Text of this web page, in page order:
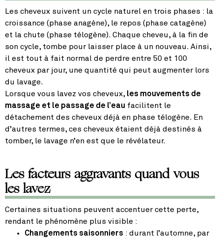
Les cheveux suivent un cycle naturel en trois phases : la
croissance (phase anagène), le repos (phase catagène)
et la chute (phase télogène). Chaque cheveu, à la fin de
son cycle, tombe pour laisser place à un nouveau. Ainsi,
il est tout à fait normal de perdre entre 50 et 100
cheveux par jour, une quantité qui peut augmenter lors
du lavage.
Lorsque vous lavez vos cheveux, les mouvements de
massage et le passage de l’eau facilitent le
détachement des cheveux déjà en phase télogène. En
d’autres termes, ces cheveux étaient déjà destinés à
tomber, le lavage n’en est que le révélateur.
Les facteurs aggravants quand vous
les lavez
Certaines situations peuvent accentuer cette perte,
rendant le phénomène plus visible :
Changements saisonniers : durant l’automne, par